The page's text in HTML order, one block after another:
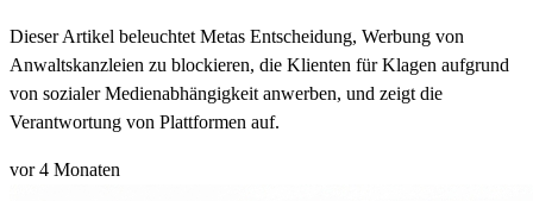
Dieser Artikel beleuchtet Metas Entscheidung, Werbung von
Anwaltskanzleien zu blockieren, die Klienten für Klagen aufgrund
von sozialer Medienabhängigkeit anwerben, und zeigt die
Verantwortung von Plattformen auf.
vor 4 Monaten